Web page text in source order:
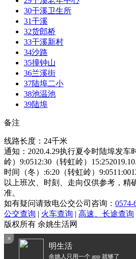
30干溪卫生所
31干溪
32货郎桥
33干溪新村
34沙路
35撞钟山
36兰溪街
37陆埠二小
38池温池
39陆埠
备注
线路长度：24千米
通知：2020.4.29执行夏令时陆埠发车
岭）9:0512:30（转虹岭）
时间（冬）:6:20（转虹岭）
以上班次、时刻、走向仅供参考，精
准。
如有疑问请致电公交公司咨询： 0574-
公交查询 | 火车查询 | 高速、长途查询
版权所有 余姚生活网
×
明生活
余姚人只用一个 app 就够了